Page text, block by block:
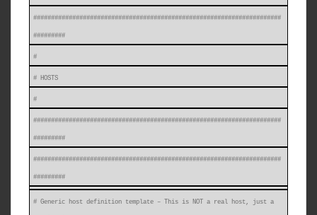
######################################################################
#########
#
# HOSTS
#
######################################################################
#########
######################################################################
#########
# Generic host definition template – This is NOT a real host, just a